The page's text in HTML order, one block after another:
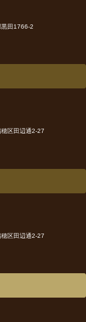
田1766-2
区田辺通2-27
区田辺通2-27